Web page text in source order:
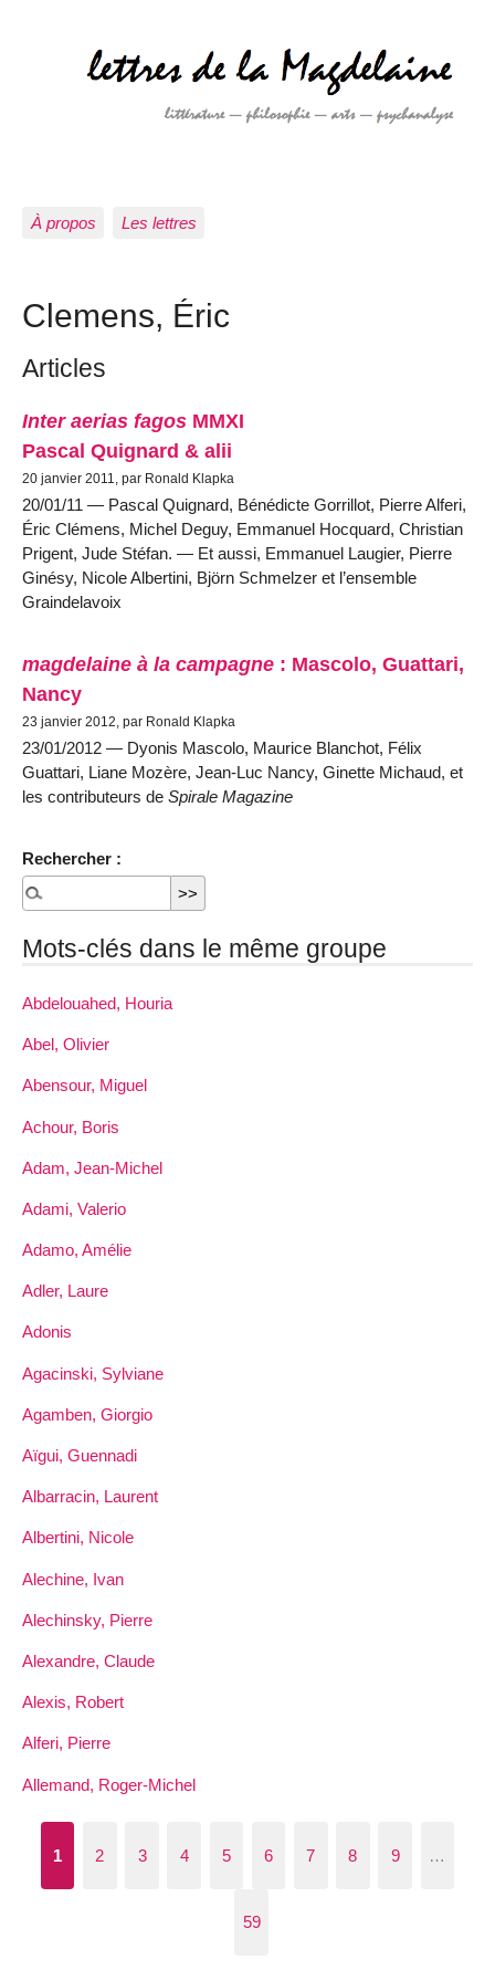
À propos Les lettres
Clemens, Éric
Articles
Inter aerias fagos MMXI
Pascal Quignard & alii
20 janvier 2011, par Ronald Klapka
20/01/11 — Pascal Quignard, Bénédicte Gorrillot, Pierre Alferi,
Éric Clémens, Michel Deguy, Emmanuel Hocquard, Christian
Prigent, Jude Stéfan. — Et aussi, Emmanuel Laugier, Pierre
Ginésy, Nicole Albertini, Björn Schmelzer et l’ensemble
Graindelavoix
magdelaine à la campagne : Mascolo, Guattari,
Nancy
23 janvier 2012, par Ronald Klapka
23/01/2012 — Dyonis Mascolo, Maurice Blanchot, Félix
Guattari, Liane Mozère, Jean-Luc Nancy, Ginette Michaud, et
les contributeurs de Spirale Magazine
Rechercher :
Mots-clés dans le même groupe
Abdelouahed, Houria
Abel, Olivier
Abensour, Miguel
Achour, Boris
Adam, Jean-Michel
Adami, Valerio
Adamo, Amélie
Adler, Laure
Adonis
Agacinski, Sylviane
Agamben, Giorgio
Aïgui, Guennadi
Albarracin, Laurent
Albertini, Nicole
Alechine, Ivan
Alechinsky, Pierre
Alexandre, Claude
Alexis, Robert
Alferi, Pierre
Allemand, Roger-Michel
1 2 3 4 5 6 7 8 9 …
59